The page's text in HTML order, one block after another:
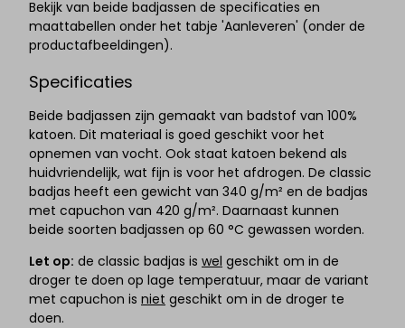
Bekijk van beide badjassen de specificaties en
maattabellen onder het tabje 'Aanleveren' (onder de
productafbeeldingen).
Specificaties
Beide badjassen zijn gemaakt van badstof van 100%
katoen. Dit materiaal is goed geschikt voor het
opnemen van vocht. Ook staat katoen bekend als
huidvriendelijk, wat fijn is voor het afdrogen. De classic
badjas heeft een gewicht van 340 g/m² en de badjas
met capuchon van 420 g/m². Daarnaast kunnen
beide soorten badjassen op 60 °C gewassen worden.
Let op: de classic badjas is wel geschikt om in de
droger te doen op lage temperatuur, maar de variant
met capuchon is niet geschikt om in de droger te
doen.